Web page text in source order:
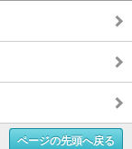
ページの先頭へ戻る